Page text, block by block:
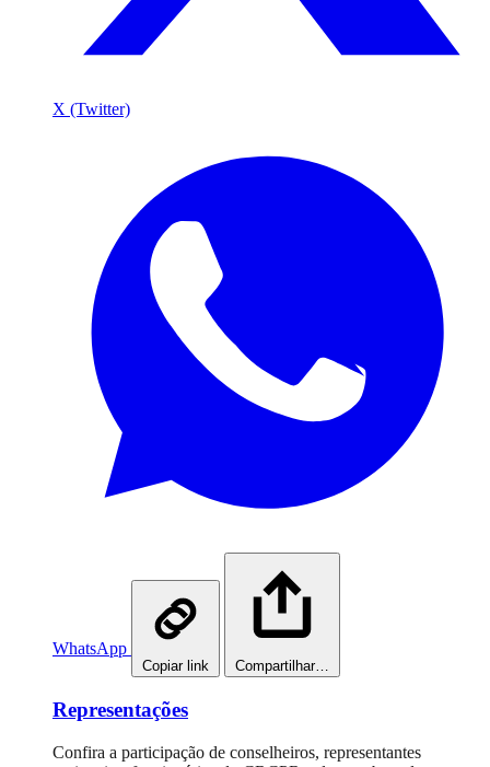
X (Twitter)
WhatsApp
Copiar link Compartilhar…
Representações
Confira a participação de conselheiros, representantes